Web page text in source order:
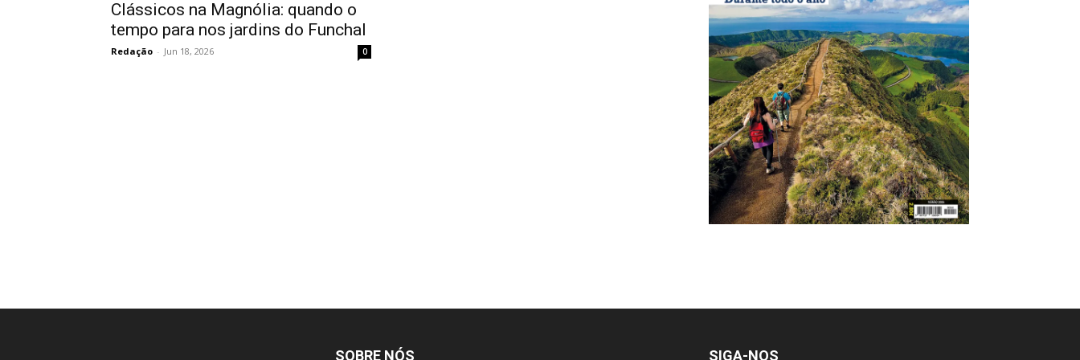
Clássicos na Magnólia: quando o
tempo para nos jardins do Funchal
Redação - Jun 18, 2026 0
SOBRE NÓS SIGA-NOS